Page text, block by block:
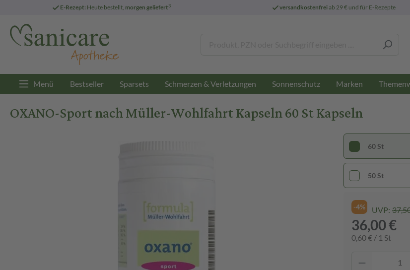
E-Rezept: Heute bestellt, morgen geliefert3 versandkostenfreiab 29 € und für E-Rezepte
Menü Bestseller Sparsets Schmerzen & Verletzungen Sonnenschutz Marken
OXANO-Sport nach Müller-Wohlfahrt Kapseln 60 St Kapseln
60 St
50 St
-4% UVP:
36,00 €
0,60 € / 1 St